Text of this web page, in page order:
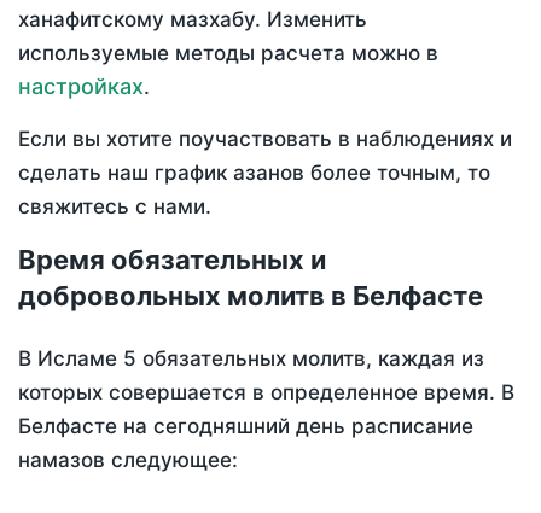
ханафитскому мазхабу. Изменить
используемые методы расчета можно в
настройках.
Если вы хотите поучаствовать в наблюдениях и
сделать наш график азанов более точным, то
свяжитесь с нами.
Время обязательных и
добровольных молитв в Белфасте
В Исламе 5 обязательных молитв, каждая из
которых совершается в определенное время. В
Белфасте на сегодняшний день расписание
намазов следующее: